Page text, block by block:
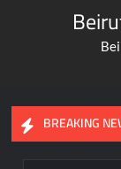
BREAKING
You Can